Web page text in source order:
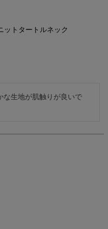
ットタートルネック
な生地が肌触りが良いで